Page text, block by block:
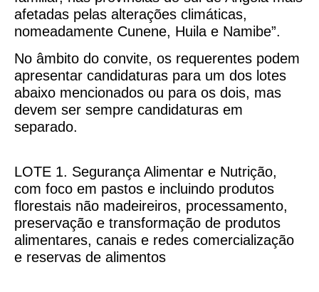
afetadas pelas alterações climáticas,
nomeadamente Cunene, Huila e Namibe”.
No âmbito do convite, os requerentes podem
apresentar candidaturas para um dos lotes
abaixo mencionados ou para os dois, mas
devem ser sempre candidaturas em
separado.
LOTE 1. Segurança Alimentar e Nutrição,
com foco em pastos e incluindo produtos
florestais não madeireiros, processamento,
preservação e transformação de produtos
alimentares, canais e redes comercialização
e reservas de alimentos